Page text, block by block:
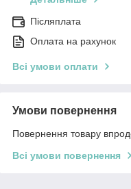
Післяплата
Оплата на рахунок
Всі умови оплати
Умови повернення
Повернення товару
Всі умови повернення